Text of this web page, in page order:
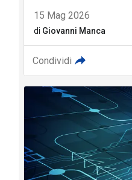
15 Mag 2026
di Giovanni Manca
Condividi